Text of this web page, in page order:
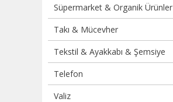
Süpermarket & Organik Ürünler
Takı & Mücevher
Tekstil & Ayakkabı & Şemsiye
Telefon
Valiz